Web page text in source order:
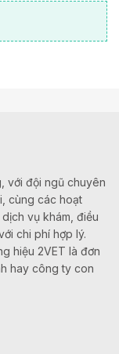
với đội ngũ chuyên
cùng các hoạt
vụ khám, điều
chi phí hợp lý.
hiệu 2VET là đơn
hay công ty con